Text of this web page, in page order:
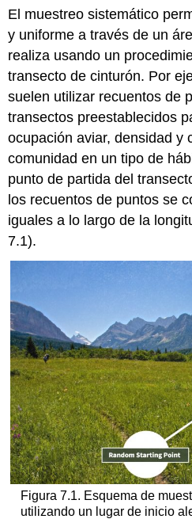
El muestreo sistemático
y uniforme a través de un
realiza usando un
transecto de cinturón. Por
suelen utilizar recuentos de
transectos preestablecidos
ocupación aviar, densidad y
comunidad en un tipo de
punto de partida del
los recuentos de puntos se
iguales a lo largo de la
7.1).
Figura 7.1. Esquema de
utilizando un lugar de inicio